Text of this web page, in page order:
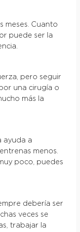
meses. Cuanto
puede ser la
pero seguir
una cirugía o
más la
ayuda a
menos.
poco, puedes
debería ser
veces se
trabajar la